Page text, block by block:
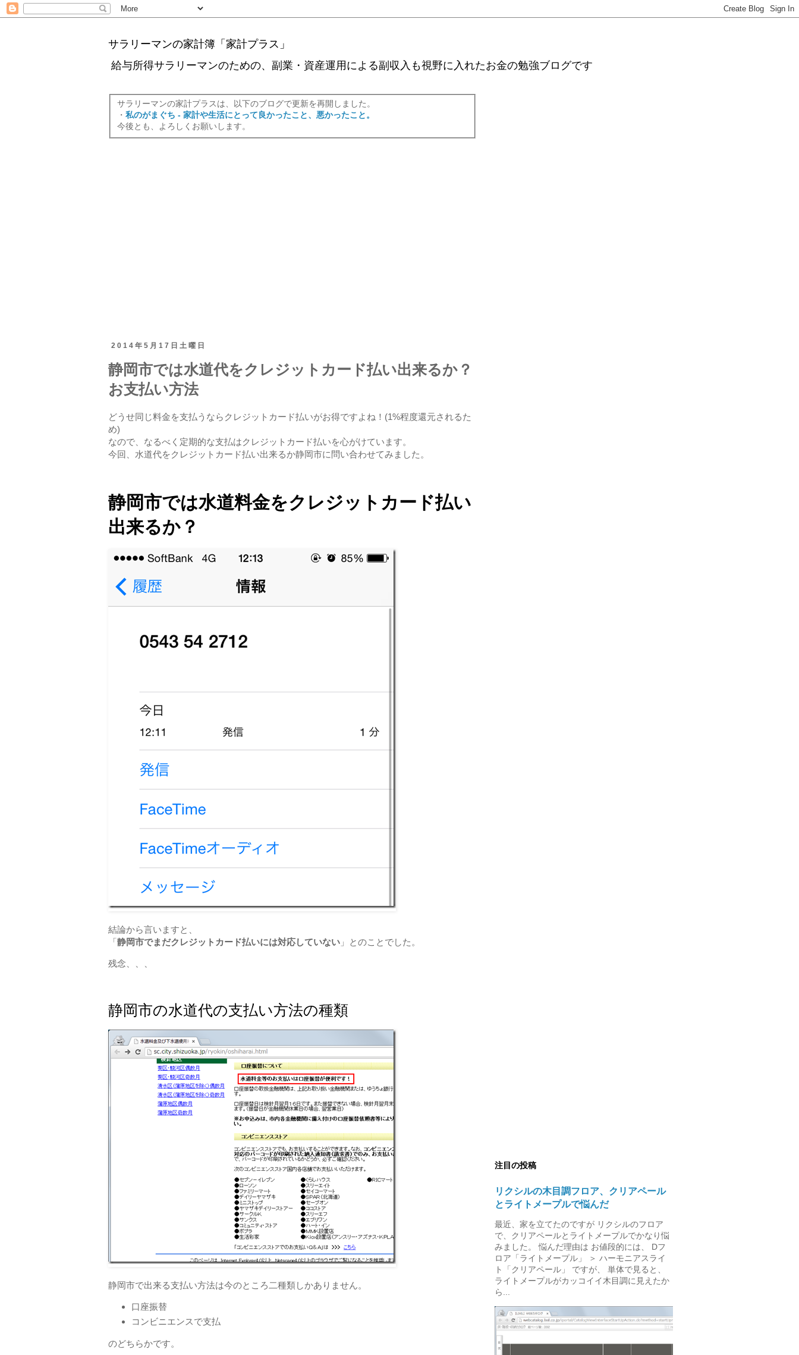
サラリーマンの家計簿「家計プラス」
給与所得サラリーマンのための、副業・資産運用による副収入も視野に入れたお金の勉強ブログです
サラリーマンの家計プラスは、以下のブログで更新を再開しました。
・ 私のがまぐち - 家計や生活にとって良かったこと、悪かったこと。
今後とも、よろしくお願いします。
2014年5月17日土曜日
静岡市では水道代をクレジットカード払い出来るか？
お支払い方法
どうせ同じ料金を支払うならクレジットカード払いがお得ですよね！(1%程度還元されるた
め)
なので、なるべく定期的な支払はクレジットカード払いを心がけています。
今回、水道代をクレジットカード払い出来るか静岡市に問い合わせてみました。
静岡市では水道料金をクレジットカード払い
出来るか？
結論から言いますと、
「静岡市でまだクレジットカード払いには対応していない 」とのことでした。
残念、、、
静岡市の水道代の支払い方法の種類
静岡市で出来る支払い方法は今のところ二種類しかありません。
口座振替
コンビニエンスで支払
のどちらかです。
注目の投稿
リクシルの木目調フロア、クリアペール
とライトメープルで悩んだ
最近、家を立てたのですが リクシルのフロア
で、クリアペールとライトメープルでかなり悩
みました。 悩んだ理由は お値段的には、 Dフ
ロア「ライトメープル」 ＞ ハーモニアスライ
ト「クリアペール」 ですが、 単体で見ると、
ライトメープルがカッコイイ木目調に見えたか
ら...